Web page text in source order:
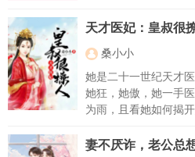
下她的心，捧到她曾
痛！不共戴天！若有
立下血咒！
天才医妃：皇叔很
桑小小
她是二十一世纪天才
她狂，她傲，她一手
为雨，且看她如何揭
皇叔……还不错！ 某
妻不厌诈，老公总